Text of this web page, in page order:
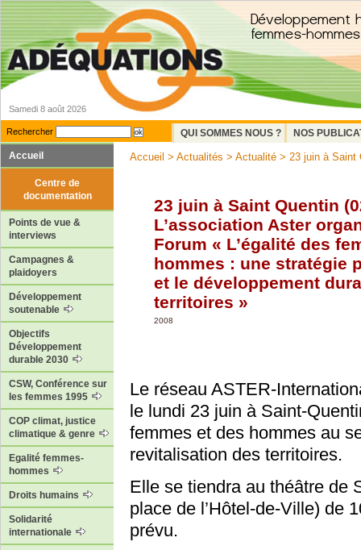
Samedi 8 août 2026
Rechercher QUI SOMMES NOUS ?
NOS
Accueil
Centre de
documentation
Points de vue &
interviews
Campagnes &
plaidoyers
Développement
soutenable
Objectifs
Développement
durable 2030
CSW, Conférence sur
les femmes 1995
COP climat, justice
climatique & genre
Egalité femmes-
hommes
Droits humains
Solidarité
internationale
Accueil > Actualités > Actualité > 23 juin à Saint
23 juin à Saint Quentin
L’association Aster
Forum « L’égalité des
hommes : une stratégie
et le développement
territoires »
2008
Le réseau ASTER-
le lundi 23 juin à Saint-
femmes et des hommes au
revitalisation des territoires.
Elle se tiendra au théâtre de
place de l’Hôtel-de-Ville) de
prévu.